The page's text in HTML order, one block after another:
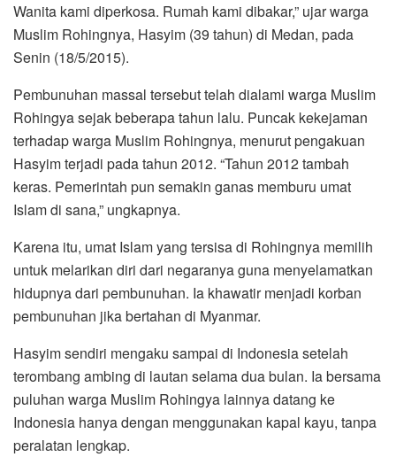
Wanita kami diperkosa. Rumah kami dibakar,” ujar warga
Muslim Rohingnya, Hasyim (39 tahun) di Medan, pada
Senin (18/5/2015).
Pembunuhan massal tersebut telah dialami warga Muslim
Rohingya sejak beberapa tahun lalu. Puncak kekejaman
terhadap warga Muslim Rohingnya, menurut pengakuan
Hasyim terjadi pada tahun 2012. “Tahun 2012 tambah
keras. Pemerintah pun semakin ganas memburu umat
Islam di sana,” ungkapnya.
Karena itu, umat Islam yang tersisa di Rohingnya memilih
untuk melarikan diri dari negaranya guna menyelamatkan
hidupnya dari pembunuhan. Ia khawatir menjadi korban
pembunuhan jika bertahan di Myanmar.
Hasyim sendiri mengaku sampai di Indonesia setelah
terombang ambing di lautan selama dua bulan. Ia bersama
puluhan warga Muslim Rohingya lainnya datang ke
Indonesia hanya dengan menggunakan kapal kayu, tanpa
peralatan lengkap.